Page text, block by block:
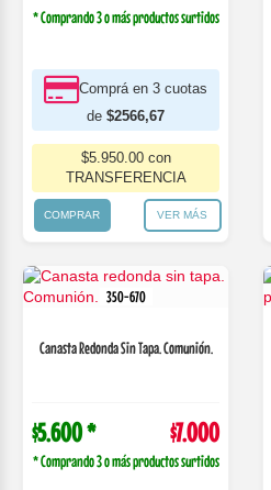
* Comprando 3 o más productos surtidos
Comprá en 3 cuotas
de $2566,67
$5.950.00 con
TRANSFERENCIA
COMPRAR VER MÁS
350-670
Canasta Redonda Sin Tapa. Comunión.
$5.600 * $7.000
* Comprando 3 o más productos surtidos